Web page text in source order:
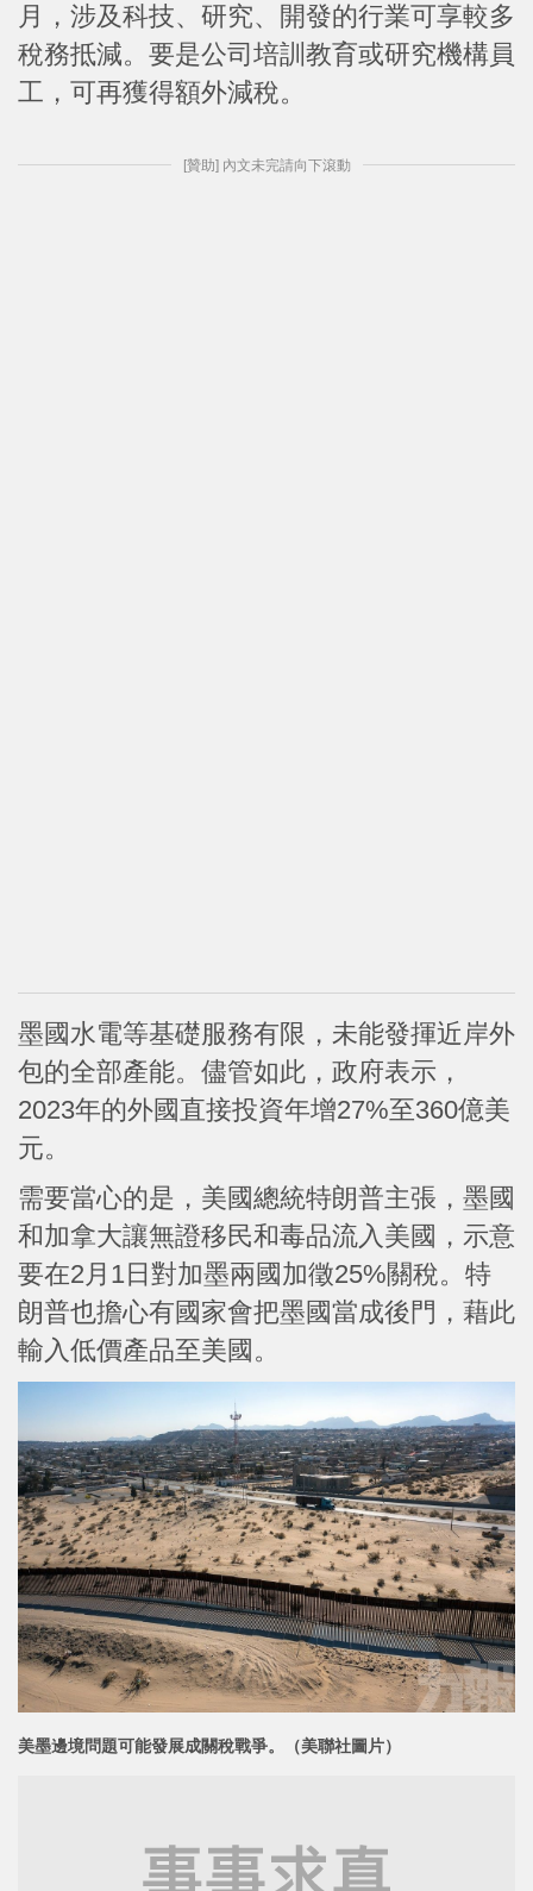
月，涉及科技、研究、開發的行業可享較多
稅務抵減。要是公司培訓教育或研究機構員
工，可再獲得額外減稅。
[贊助] 內文未完請向下滾動
墨國水電等基礎服務有限，未能發揮近岸外
包的全部產能。儘管如此，政府表示，
2023年的外國直接投資年增27%至360億美
元。
需要當心的是，美國總統特朗普主張，墨國
和加拿大讓無證移民和毒品流入美國，示意
要在2月1日對加墨兩國加徵25%關稅。特
朗普也擔心有國家會把墨國當成後門，藉此
輸入低價產品至美國。
美墨邊境問題可能發展成關稅戰爭。（美聯社圖片）